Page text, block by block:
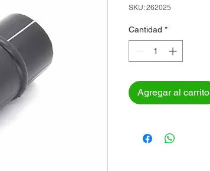
SKU: 262025
Cantidad *
Agregar al carrito